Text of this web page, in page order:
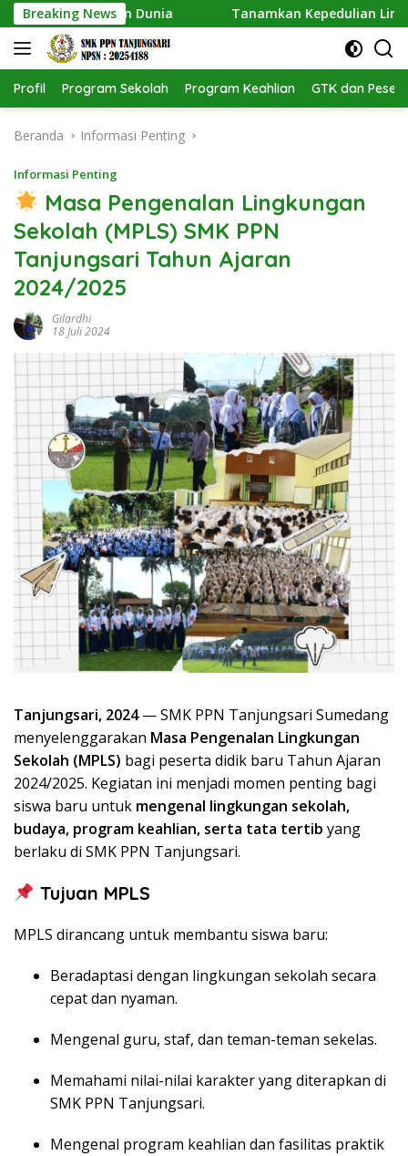
Langsung
ke
konten
Breaking News
Dunia Tanamkan Kepedulian Lingkungan,
Profil Program Sekolah Program Keahlian GTK dan
Beranda Informasi Penting
Informasi Penting
Masa Pengenalan Lingkungan
Sekolah (MPLS) SMK PPN
Tanjungsari Tahun Ajaran
2024/2025
Gilardhi
18 Juli 2024
Tanjungsari, 2024— SMK PPN Tanjungsari Sumedang
menyelenggarakan Masa Pengenalan Lingkungan
Sekolah (MPLS) bagi peserta didik baru Tahun Ajaran
2024/2025. Kegiatan ini menjadi momen penting bagi
siswa baru untuk mengenal lingkungan sekolah,
budaya, program keahlian, serta tata tertib yang
berlaku di SMK PPN Tanjungsari.
Tujuan MPLS
MPLS dirancang untuk membantu siswa baru:
Beradaptasi dengan lingkungan sekolah secara
cepat dan nyaman.
Mengenal guru, staf, dan teman-teman sekelas.
Memahami nilai-nilai karakter yang diterapkan di
SMK PPN Tanjungsari.
Mengenal program keahlian dan fasilitas praktik